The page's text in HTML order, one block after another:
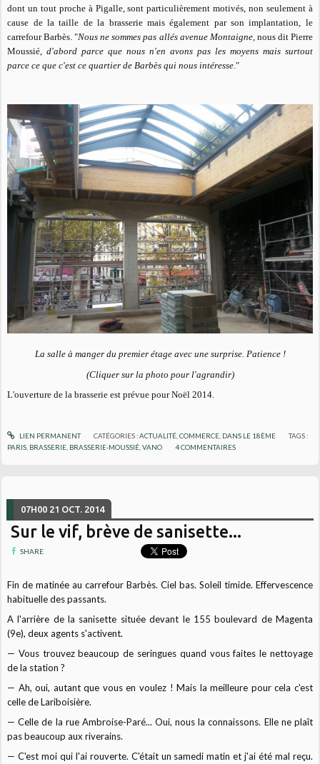
dont un tout proche à Pigalle, sont particulièrement motivés, non seulement à
cause de la taille de la brasserie mais également par son implantation, le
carrefour Barbès. "Nous ne sommes pas allés avenue Montaigne, nous dit Pierre
Moussié,d'abord parce que nous n'en avons pas les moyens mais surtout
parce ce que c'est ce quartier de Barbès qui nous intéresse ."
La salle à manger du premier étage avec une surprise. Patience !
(Cliquer sur la photo pour l'agrandir)
L'ouverture de la brasserie est prévue pour Noël 2014.
LIEN PERMANENT CATÉGORIES :ACTUALITÉ, COMMERCE, DANS LE 18ÈME
TAGS :
PARIS BRASSERIE BRASSERIE-MOUSSIÉ ,VANO 4COMMENTAIRES
07H00 21 OCT. 2014
Sur le vif, brève de sanisette...
SHARE
Fin de matinée au carrefour Barbès. Ciel bas. Soleil timide. Effervescence
habituelle des passants.
A l'arrière de la sanisette située devant le 155 boulevard de Magenta
(9e), deux agents s'activent.
— Vous trouvez beaucoup de seringues quand vous faites le nettoyage
de la station ?
— Ah, oui, autant que vous en voulez ! Mais la meilleure pour cela c'est
celle de Lariboisière.
— Celle de la rue Ambroise-Paré... Oui, nous la connaissons. Elle ne plaît
pas beaucoup aux riverains.
— C'est moi qui l'ai rouverte. C'était un samedi matin et j'ai été mal reçu.